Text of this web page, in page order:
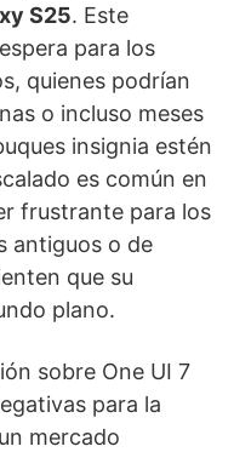
S25. Este
para los
quienes podrían
o incluso meses
insignia estén
es común en
frustrante para los
antiguos o de
que su
plano.
sobre One UI 7
para la
mercado